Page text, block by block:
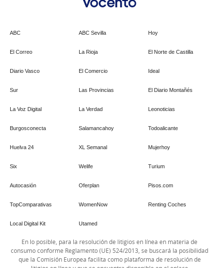
ABC ABC Sevilla Hoy
El Correo La Rioja El Norte de Castilla
Diario Vasco El Comercio Ideal
Sur Las Provincias El Diario Montañés
La Voz Digital La Verdad Leonoticias
Burgosconecta Salamancahoy Todoalicante
Huelva 24 XL Semanal Mujerhoy
Six Welife Turium
Autocasión Oferplan Pisos.com
TopComparativas WomenNow Renting Coches
Local Digital Kit Utamed
En lo posible, para la resolución de litigios en línea en materia de
consumo conforme Reglamento (UE) 524/2013, se buscará la posibilidad
que la Comisión Europea facilita como plataforma de resolución de